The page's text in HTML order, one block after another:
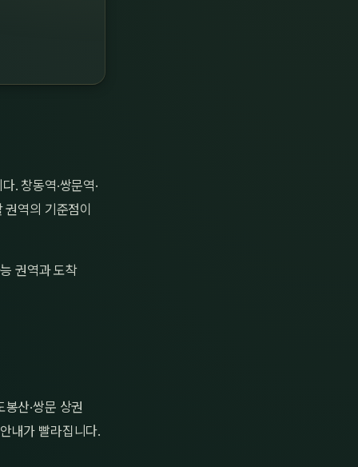
. 창동역·쌍문역·
역의 기준점이
권역과 도착
산·쌍문 상권
내가 빨라집니다.